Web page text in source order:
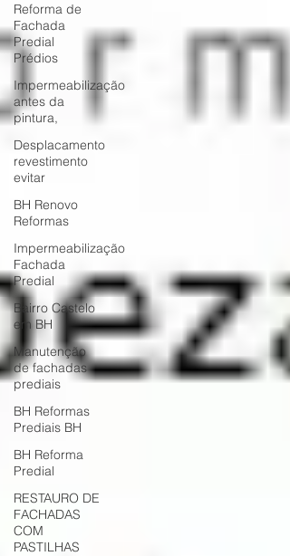
Reforma de
Fachada
Predial
Prédios
Impermeabilização
antes da
pintura,
Desplacamento
revestimento
evitar
BH Renovo
Reformas
Impermeabilização
Fachada
Predial
Bairro Castelo
em BH
Manutenção
de fachadas
prediais
BH Reformas
Prediais BH
BH Reforma
Predial
RESTAURO DE
FACHADAS
COM
PASTILHAS